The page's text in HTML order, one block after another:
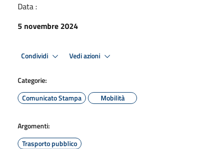
Data :
5 novembre 2024
Condividi Vedi azioni
Categorie:
Comunicato Stampa
Mobilità
Argomenti:
Trasporto pubblico